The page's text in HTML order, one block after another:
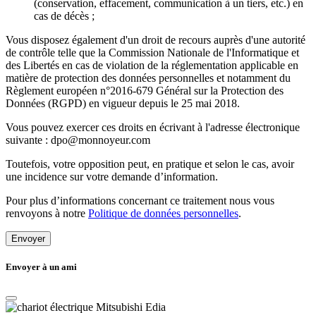
(conservation, effacement, communication à un tiers, etc.) en
cas de décès ;
Vous disposez également d'un droit de recours auprès d'une autorité
de contrôle telle que la Commission Nationale de l'Informatique et
des Libertés en cas de violation de la réglementation applicable en
matière de protection des données personnelles et notamment du
Règlement européen n°2016-679 Général sur la Protection des
Données (RGPD) en vigueur depuis le 25 mai 2018.
Vous pouvez exercer ces droits en écrivant à l'adresse électronique
suivante : dpo@monnoyeur.com
Toutefois, votre opposition peut, en pratique et selon le cas, avoir
une incidence sur votre demande d’information.
Pour plus d’informations concernant ce traitement nous vous
renvoyons à notre Politique de données personnelles.
Envoyer
Envoyer à un ami